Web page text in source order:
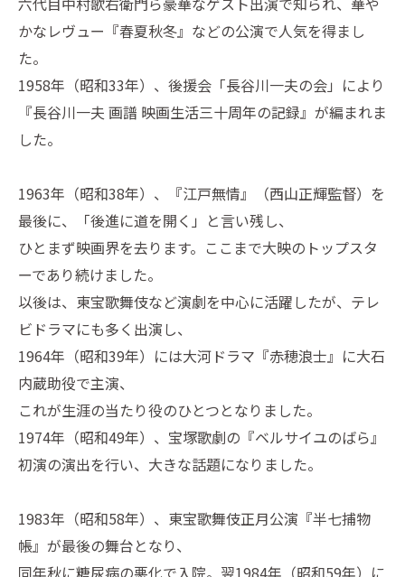
かなレヴュー『春夏秋冬』などの公演で人気を得まし
た。
1958年（昭和33年）、後援会「長谷川一夫の会」により
『長谷川一夫 画譜 映画生活三十周年の記録』が編まれま
した。
1963年（昭和38年）、『江戸無情』（西山正輝監督）を
最後に、「後進に道を開く」と言い残し、
ひとまず映画界を去ります。ここまで大映のトップスタ
ーであり続けました。
以後は、東宝歌舞伎など演劇を中心に活躍したが、テレ
ビドラマにも多く出演し、
1964年（昭和39年）には大河ドラマ『赤穂浪士』に大石
内蔵助役で主演、
これが生涯の当たり役のひとつとなりました。
1974年（昭和49年）、宝塚歌劇の『ベルサイユのばら』
初演の演出を行い、大きな話題になりました。
1983年（昭和58年）、東宝歌舞伎正月公演『半七捕物
帳』が最後の舞台となり、
同年秋に糖尿病の悪化で入院。翌1984年（昭和59年）に